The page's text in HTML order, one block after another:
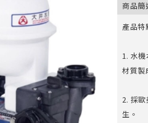
商品簡
產品特
1. 水
材質製
2. 採
生。